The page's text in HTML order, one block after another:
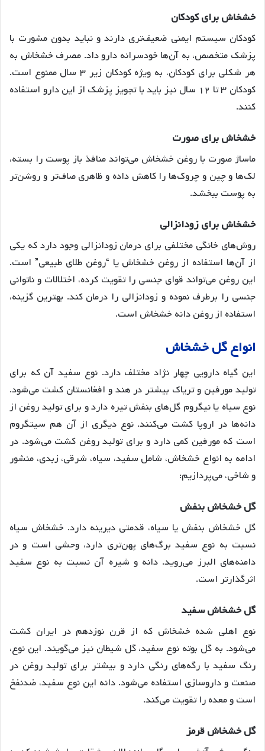
خشخاش برای کودکان
کودکان سیستم ایمنی ضعیف‌تری دارند و نباید بدون مشورت با
پزشک متخصص، به آن‌ها خودسرانه دارو داد. مصرف خشخاش به
هر شکلی برای کودکان، به ویژه کودکان زیر ۳ سال ممنوع است.
کودکان ۳ تا ۱۲ سال نیز باید با تجویز پزشک از این دارو استفاده
کنند.
خشخاش برای صورت
ماساژ صورت با روغن خشخاش می‌تواند منافذ باز پوست را بسته،
لک‌ها و چین و چروک‌ها را کاهش داده و ظاهری صاف‌تر و روشن‌تر
به پوست ببخشد.
خشخاش برای زودانزالی
روش‌های خانگی مختلفی برای درمان زودانزالی وجود دارد که یکی
از آن‌ها استفاده از روغن خشخاش یا “روغن طلای طبیعی” است.
این روغن می‌تواند قوای جنسی را تقویت کرده، اختلالات و ناتوانی
جنسی را برطرف نموده و زودانزالی را درمان کند. بهترین گزینه،
استفاده از روغن دانه خشخاش است.
انواع گل خشخاش
این گیاه دارویی چهار نژاد مختلف دارد. نوع سفید آن که برای
تولید مورفین و تریاک بیشتر در هند و افغانستان کشت می‌شود.
نوع سیاه یا نیگروم گل‌های بنفش تیره دارد و برای تولید روغن از
دانه‌ها در اروپا کشت می‌کنند. نوع دیگری از آن هم سیتگروم
است که مورفین کمی دارد و برای تولید روغن کشت می‌شود. در
ادامه به انواع خشخاش، شامل سفید، سیاه، شرقی، زبدی، منشور
و شاخی، می‌پردازیم:
گل خشخاش بنفش
گل خشخاش بنفش یا سیاه، قدمتی دیرینه دارد. خشخاش سیاه
نسبت به نوع سفید برگ‌های پهن‌تری دارد، وحشی است و در
دامنه‌های البرز می‌روید. دانه و شیره آن نسبت به نوع سفید
اثرگذارتر است.
گل خشخاش سفید
نوع اهلی شده خشخاش که از قرن نوزدهم در ایران کشت
می‌شود. به گل بوته نوع سفید، گل شیطان نیز می‌گویند. این نوع،
رنگ سفید با رگه‌های رنگی دارد و بیشتر برای تولید روغن در
صنعت و داروسازی استفاده می‌شود. دانه این نوع سفید، ضدنفخ
است و معده را تقویت می‌کند.
گل خشخاش قرمز